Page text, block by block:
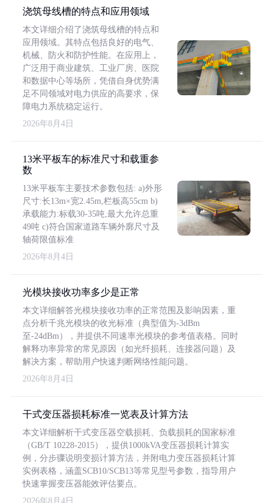
浇筑母线槽的特点和应用领域
本文详细介绍了浇筑母线槽的特点和
应用领域。其特点包括良好的电气、
机械、防火和防护性能。在应用上，
广泛用于商业建筑、工业厂房、医院
和数据中心等场所，凭借自身优势满
足不同领域对电力供应的高要求，保
障电力系统稳定运行。
2026年8月4日
13米平板车的标准尺寸和载重参
数
13米平板车主要技术参数包括: a)外形
尺寸:长13m×宽2.45m,栏板高55cm b)
承载能力:标载30-35吨,最大允许总重
49吨 c)符合国家道路车辆外廓尺寸及
轴荷限值标准
2026年8月4日
光模块接收功率多少是正常
本文详细解答光模块接收功率的正常范围及影响因素，重
点分析千兆光模块的收光标准（典型值为-3dBm
至-24dBm），并提供不同速率光模块的参考值表格。同时
解释功率异常的常见原因（如光纤损耗、连接器问题）及
解决方案，帮助用户快速判断网络性能问题。
2026年8月4日
干式变压器损耗标准一览表及计算方法
本文详细解析干式变压器空载损耗、负载损耗的国家标准
（GB/T 10228-2015），提供1000kVA变压器损耗计算实
例，分步骤说明变损计算方法，并附电力变压器损耗计算
实例表格，涵盖SCB10/SCB13等常见型号参数，指导用户
快速掌握变压器能效评估要点。
2026年8月4日